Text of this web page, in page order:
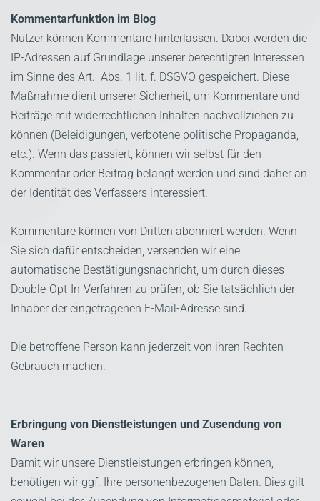
Kommentarfunktion im Blog
Nutzer können Kommentare hinterlassen. Dabei werden die
IP-Adressen auf Grundlage unserer berechtigten Interessen
im Sinne des Art. Abs. 1 lit. f. DSGVO gespeichert. Diese
Maßnahme dient unserer Sicherheit, um Kommentare und
Beiträge mit widerrechtlichen Inhalten nachvollziehen zu
können (Beleidigungen, verbotene politische Propaganda,
etc.). Wenn das passiert, können wir selbst für den
Kommentar oder Beitrag belangt werden und sind daher an
der Identität des Verfassers interessiert.
Kommentare können von Dritten abonniert werden. Wenn
Sie sich dafür entscheiden, versenden wir eine
automatische Bestätigungsnachricht, um durch dieses
Double-Opt-In-Verfahren zu prüfen, ob Sie tatsächlich der
Inhaber der eingetragenen E-Mail-Adresse sind.
Die betroffene Person kann jederzeit von ihren Rechten
Gebrauch machen.
Erbringung von Dienstleistungen und Zusendung von
Waren
Damit wir unsere Dienstleistungen erbringen können,
benötigen wir ggf. Ihre personenbezogenen Daten. Dies gilt